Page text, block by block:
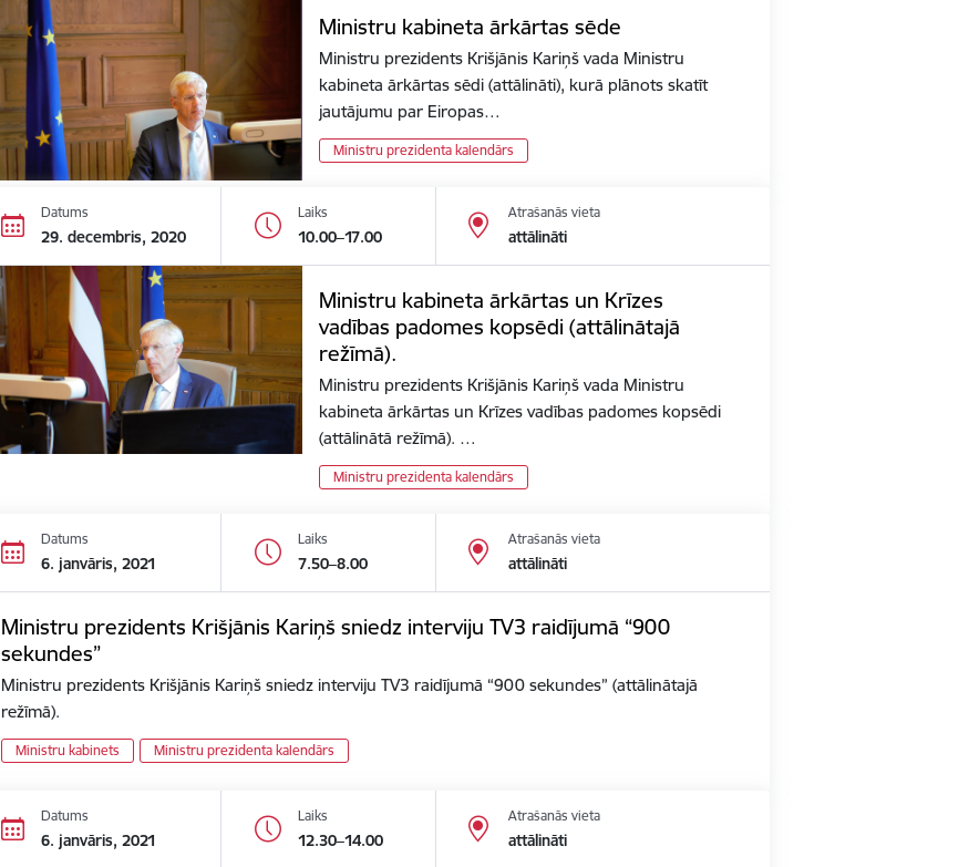
Ministru kabineta ārkārtas sēde
Ministru prezidents Krišjānis Kariņš vada Ministru
kabineta ārkārtas sēdi (attālināti), kurā plānots skatīt
jautājumu par Eiropas…
Ministru prezidenta kalendārs
Datums
29. decembris, 2020
Laiks
10.00–17.00
Atrašanās vieta
attālināti
Ministru kabineta ārkārtas un Krīzes
vadības padomes kopsēdi (attālinātajā
režīmā).
Ministru prezidents Krišjānis Kariņš vada Ministru
kabineta ārkārtas un Krīzes vadības padomes kopsēdi
(attālinātā režīmā). …
Ministru prezidenta kalendārs
Datums
6. janvāris, 2021
Laiks
7.50–8.00
Atrašanās vieta
attālināti
Ministru prezidents Krišjānis Kariņš sniedz interviju TV3 raidījumā “900
sekundes”
Ministru prezidents Krišjānis Kariņš sniedz interviju TV3 raidījumā “900 sekundes” (attālinātajā
režīmā).
Ministru kabinets Ministru prezidenta kalendārs
Datums
6. janvāris, 2021
Laiks
12.30–14.00
Atrašanās vieta
attālināti